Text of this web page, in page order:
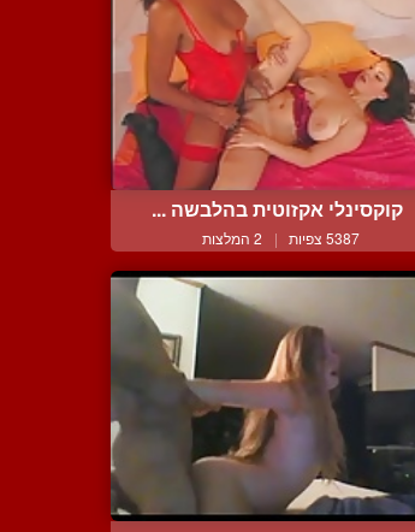
קוקסינלי אקזוטית בהלבשה ...
5387 צפיות | 2 המלצות